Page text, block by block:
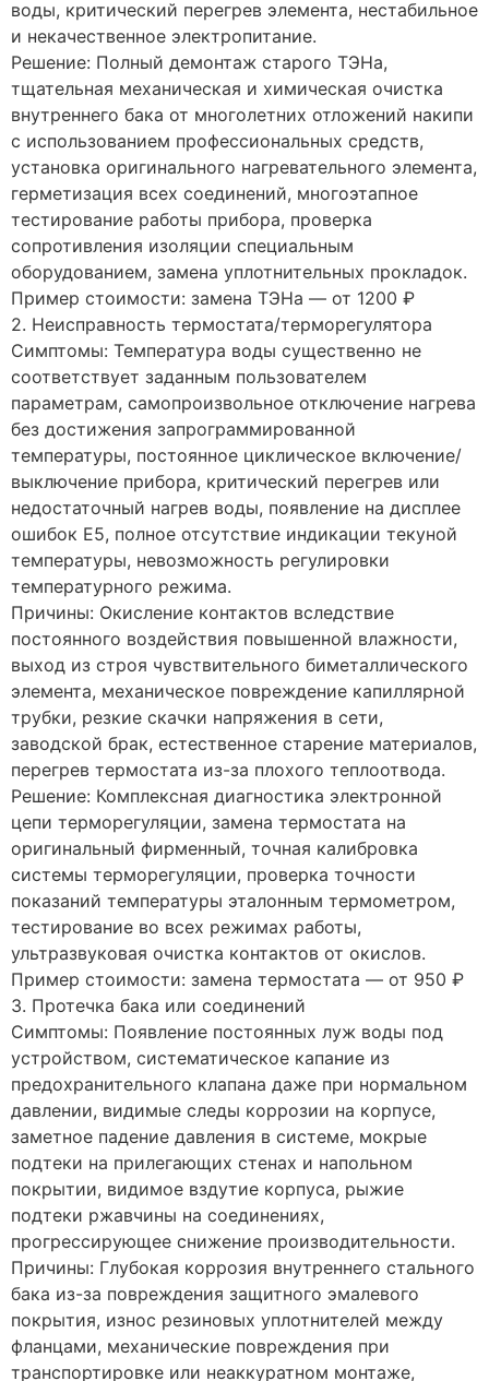
воды, критический перегрев элемента, нестабильное
и некачественное электропитание.
Решение: Полный демонтаж старого ТЭНа,
тщательная механическая и химическая очистка
внутреннего бака от многолетних отложений накипи
с использованием профессиональных средств,
установка оригинального нагревательного элемента,
герметизация всех соединений, многоэтапное
тестирование работы прибора, проверка
сопротивления изоляции специальным
оборудованием, замена уплотнительных прокладок.
Пример стоимости: замена ТЭНа — от 1200 ₽
2. Неисправность термостата/терморегулятора
Симптомы: Температура воды существенно не
соответствует заданным пользователем
параметрам, самопроизвольное отключение нагрева
без достижения запрограммированной
температуры, постоянное циклическое включение/
выключение прибора, критический перегрев или
недостаточный нагрев воды, появление на дисплее
ошибок E5, полное отсутствие индикации текуной
температуры, невозможность регулировки
температурного режима.
Причины: Окисление контактов вследствие
постоянного воздействия повышенной влажности,
выход из строя чувствительного биметаллического
элемента, механическое повреждение капиллярной
трубки, резкие скачки напряжения в сети,
заводской брак, естественное старение материалов,
перегрев термостата из-за плохого теплоотвода.
Решение: Комплексная диагностика электронной
цепи терморегуляции, замена термостата на
оригинальный фирменный, точная калибровка
системы терморегуляции, проверка точности
показаний температуры эталонным термометром,
тестирование во всех режимах работы,
ультразвуковая очистка контактов от окислов.
Пример стоимости: замена термостата — от 950 ₽
3. Протечка бака или соединений
Симптомы: Появление постоянных луж воды под
устройством, систематическое капание из
предохранительного клапана даже при нормальном
давлении, видимые следы коррозии на корпусе,
заметное падение давления в системе, мокрые
подтеки на прилегающих стенах и напольном
покрытии, видимое вздутие корпуса, рыжие
подтеки ржавчины на соединениях,
прогрессирующее снижение производительности.
Причины: Глубокая коррозия внутреннего стального
бака из-за повреждения защитного эмалевого
покрытия, износ резиновых уплотнителей между
фланцами, механические повреждения при
транспортировке или неаккуратном монтаже,